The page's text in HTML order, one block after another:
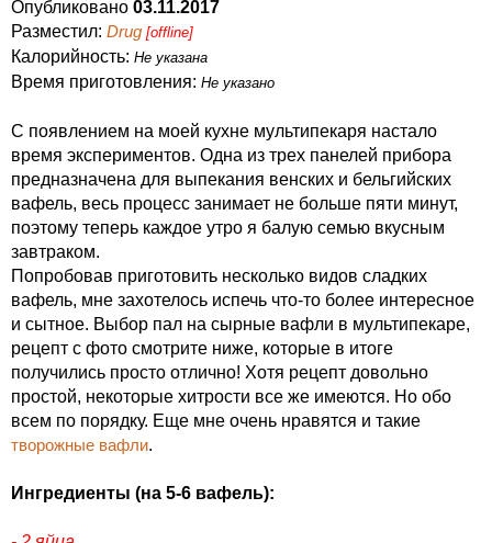
Опубликовано 03.11.2017
Разместил: Drug [offline]
Калорийность: Не указана
Время приготовления: Не указано
С появлением на моей кухне мультипекаря настало
время экспериментов. Одна из трех панелей прибора
предназначена для выпекания венских и бельгийских
вафель, весь процесс занимает не больше пяти минут,
поэтому теперь каждое утро я балую семью вкусным
завтраком.
Попробовав приготовить несколько видов сладких
вафель, мне захотелось испечь что-то более интересное
и сытное. Выбор пал на сырные вафли в мультипекаре,
рецепт с фото смотрите ниже, которые в итоге
получились просто отлично! Хотя рецепт довольно
простой, некоторые хитрости все же имеются. Но обо
всем по порядку. Еще мне очень нравятся и такие
творожные вафли.
Ингредиенты (на 5-6 вафель):